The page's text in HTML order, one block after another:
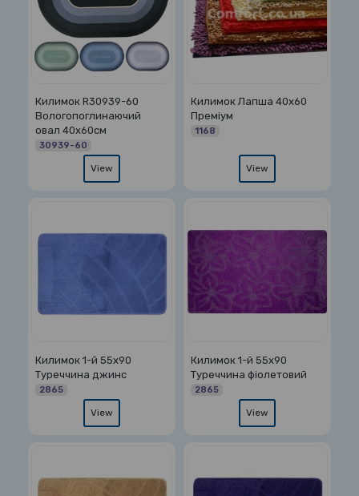
Килимок R30939-60
Вологопоглинаючий
овал 40х60см
30939-60
View
Килимок Лапша 40х60
Преміум
1168
View
Килимок 1-й 55х90
Туреччина джинс
2865
View
Килимок 1-й 55х90
Туреччина фіолетовий
2865
View